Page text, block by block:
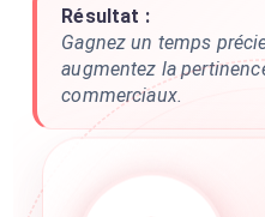
Résultat :
Gagnez un temps
augmentez la
commerciaux.